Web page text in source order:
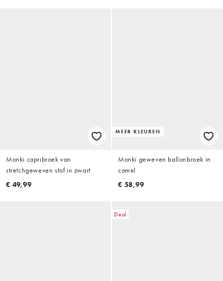
Monki capribroek van
stretchgeweven stof in zwart
€ 49,99
MEER KLEUREN
Monki geweven ballonbroek in
camel
€ 58,99
Deal